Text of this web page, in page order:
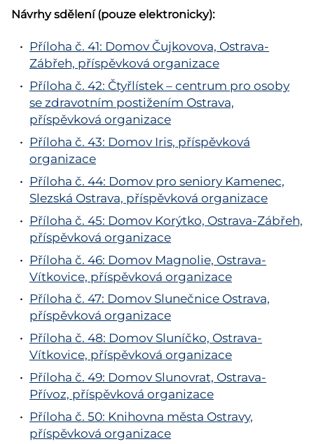
Návrhy sdělení (pouze elektronicky):
Příloha č. 41: Domov Čujkovova, Ostrava-
Zábřeh, příspěvková organizace
Příloha č. 42: Čtyřlístek – centrum pro osoby
se zdravotním postižením Ostrava,
příspěvková organizace
Příloha č. 43: Domov Iris, příspěvková
organizace
Příloha č. 44: Domov pro seniory Kamenec,
Slezská Ostrava, příspěvková organizace
Příloha č. 45: Domov Korýtko, Ostrava-Zábřeh,
příspěvková organizace
Příloha č. 46: Domov Magnolie, Ostrava-
Vítkovice, příspěvková organizace
Příloha č. 47: Domov Slunečnice Ostrava,
příspěvková organizace
Příloha č. 48: Domov Sluníčko, Ostrava-
Vítkovice, příspěvková organizace
Příloha č. 49: Domov Slunovrat, Ostrava-
Přívoz, příspěvková organizace
Příloha č. 50: Knihovna města Ostravy,
příspěvková organizace